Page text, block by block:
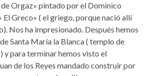
Orgaz» pintado por el Dominico
El Greco» ( el griego, porque nació allí
Nos ha impresionado. Después hemos
Santa María la Blanca ( templo de
y para terminar hemos visto el
de los Reyes mandado construir por